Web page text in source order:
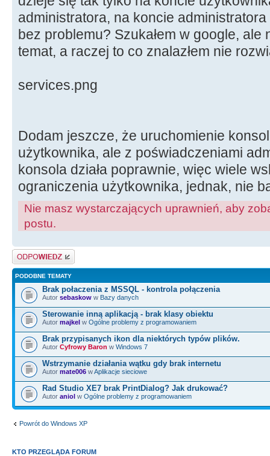
administratora, na koncie
bez problemu? Szukałem w google, ale
temat, a raczej to co znalazłem nie
services.png
Dodam jeszcze, że uruchomienie
użytkownika, ale z poświadczeniami
konsola działa poprawnie, więc wiele
ograniczenia użytkownika, jednak, nie
Nie masz wystarczających uprawnień, aby
postu.
Odpowiedz
PODOBNE TEMATY
Brak połaczenia z MSSQL - kontrola połączenia
Autor sebaskow w Bazy danych
Sterowanie inną aplikacją - brak klasy obiektu
Autor majkel w Ogólne problemy z programowaniem
Brak przypisanych ikon dla niektórych typów plików.
Autor Cyfrowy Baron w Windows 7
Wstrzymanie działania wątku gdy brak internetu
Autor mate006 wAplikacje sieciowe
Rad Studio XE7 brak PrintDialog? Jak drukować?
Autor aniol w Ogólne problemy z programowaniem
Powrót do Windows XP
KTO PRZEGLĄDA FORUM